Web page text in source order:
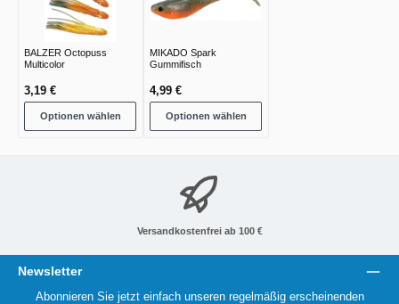
BALZER Octopuss
Multicolor
3,19 €
Optionen wählen
MIKADO Spark
Gummifisch
4,99 €
Optionen wählen
Versandkostenfrei ab 100 €
Newsletter
Abonnieren Sie jetzt einfach unseren regelmäßig erscheinenden